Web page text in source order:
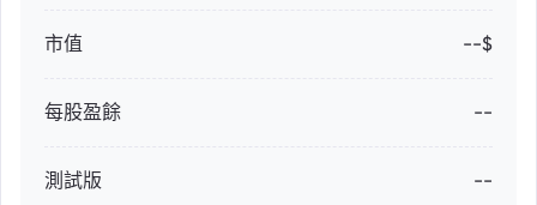
市值 --$
每股盈餘 --
測試版 --